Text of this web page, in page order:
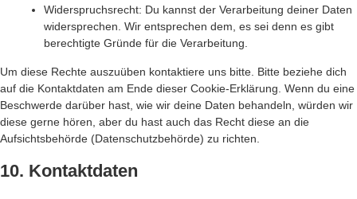
Widerspruchsrecht: Du kannst der Verarbeitung deiner Daten
widersprechen. Wir entsprechen dem, es sei denn es gibt
berechtigte Gründe für die Verarbeitung.
Um diese Rechte auszuüben kontaktiere uns bitte. Bitte beziehe dich
auf die Kontaktdaten am Ende dieser Cookie-Erklärung. Wenn du eine
Beschwerde darüber hast, wie wir deine Daten behandeln, würden wir
diese gerne hören, aber du hast auch das Recht diese an die
Aufsichtsbehörde (Datenschutzbehörde) zu richten.
10. Kontaktdaten